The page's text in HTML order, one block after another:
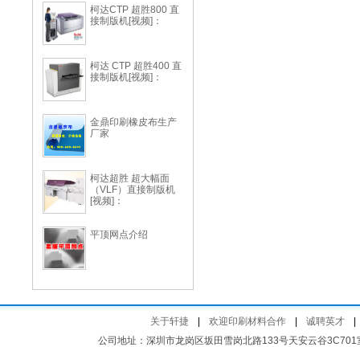
柯达CTP 超胜800 直
接制版机[视频]：
柯达 CTP 超胜400 直
接制版机[视频]：
金鼎印刷橡皮布生产
厂家
柯达超胜 超大幅面
（VLF）直接制版机
[视频]：
平顶网点介绍
关于轩捷 欢迎印刷材料合作 诚聘英才
公司地址：深圳市龙岗区坂田雪岗北路133号天安云谷